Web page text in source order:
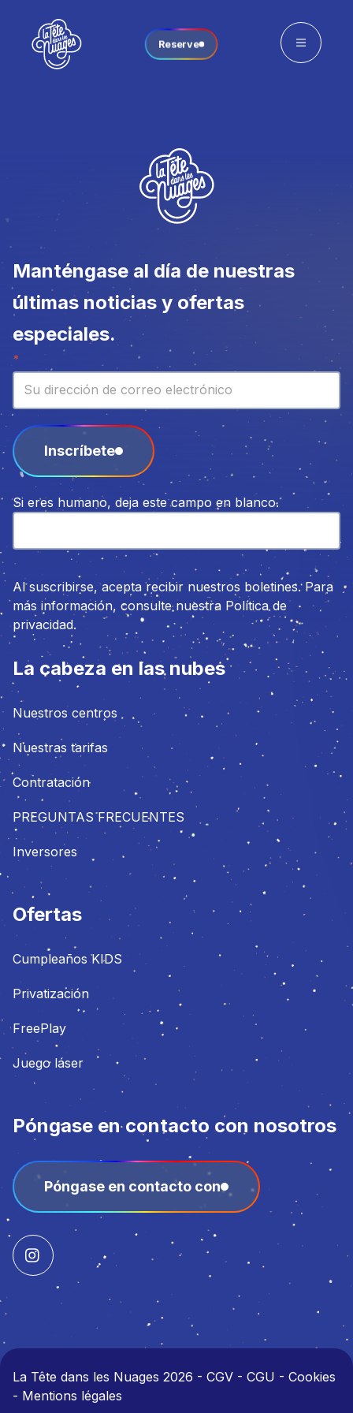
Reserve
Manténgase al día de nuestras
últimas noticias y ofertas
especiales.
Boletín
*
Inscríbete
Si eres humano, deja este campo en blanco.
Al suscribirse, acepta recibir nuestros boletines. Para
más información, consulte nuestra Política de
privacidad.
La cabeza en las nubes
Nuestros centros
Nuestras tarifas
Contratación
PREGUNTAS FRECUENTES
Inversores
Ofertas
Cumpleaños KIDS
Privatización
FreePlay
Juego láser
Póngase en contacto con nosotros
Póngase en contacto con
La Tête dans les Nuages 2026 - CGV - CGU - Cookies
- Mentions légales